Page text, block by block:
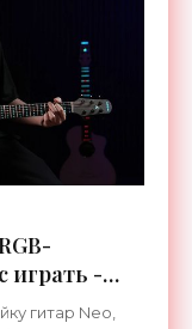
играть -
гитар Neo,